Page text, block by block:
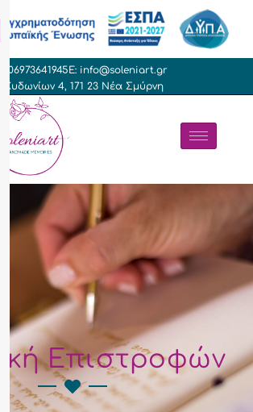
+306973641945 E: info@soleniart.gr
Κυδωνίων 4, 171 23 Νέα Σμύρνη
Επιστροφών